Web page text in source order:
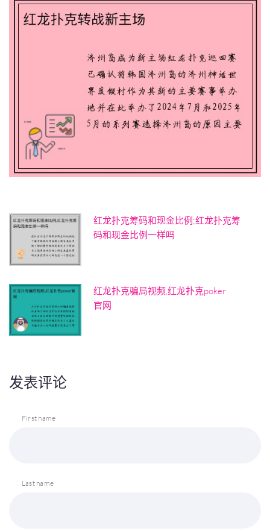
红龙扑克筹码和现金比例;红龙扑克筹
码和现金比例一样吗
红龙扑克骗局视频,红龙扑克poker
官网
发表评论
First name
Last name